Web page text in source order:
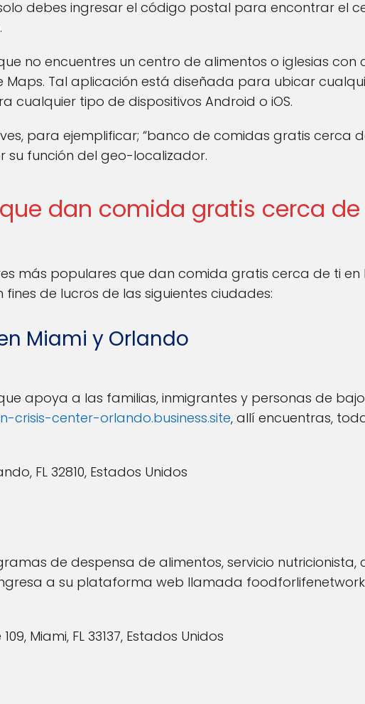
debes ingresar el código postal para encontrar el
no encuentres un centro de alimentos o iglesias con
Maps. Tal aplicación está diseñada para ubicar
cualquier tipo de dispositivos Android o iOS.
para ejemplificar; “banco de comidas gratis cerca
su función del geo-localizador.
dan comida gratis cerca
más populares que dan comida gratis cerca de ti en
de lucros de las siguientes ciudades:
Miami y Orlando
apoya a las familias, inmigrantes y personas de
crisis-center-orlando.business.site, allí encuentras,
FL 32810, Estados Unidos
de despensa de alimentos, servicio nutricionista,
a su plataforma web llamada
Miami, FL 33137, Estados Unidos